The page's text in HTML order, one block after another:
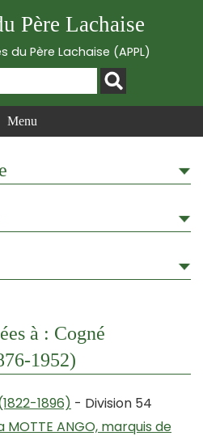
Père Lachaise
du Père Lachaise (APPL)
Menu
à : Cogné
1952)
1896) - Division 54
MOTTE ANGO, marquis de